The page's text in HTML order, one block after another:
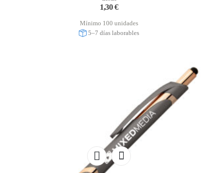
1,30€
Mínimo 100 unidades
5–7 días laborables